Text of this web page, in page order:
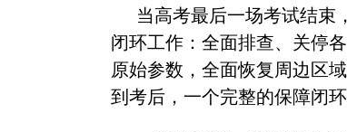
当高考最后一场考试结束
闭环工作：全面排查、关停
原始参数，全面恢复周边区
到考后，一个完整的保障闭环